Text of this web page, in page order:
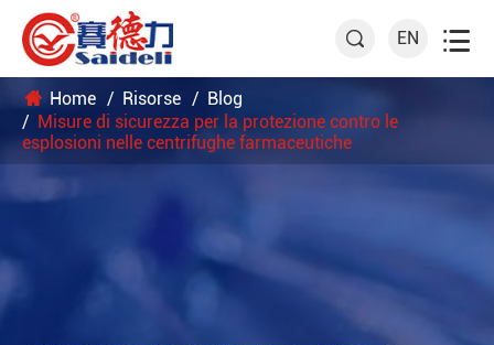
 EN 
Home Risorse
Blog
Misure di sicurezza per la protezione contro le
esplosioni nelle centrifughe farmaceutiche